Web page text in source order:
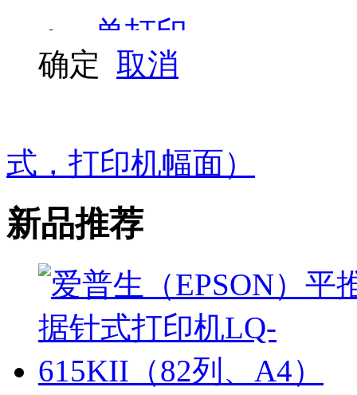
京瓷
索尼
云广
山特
纽曼
东芝
柯尼卡美能达
激光打印机
碎纸机
针式打印机
单打印
打印/复印/扫描
确定 取消
式，打印机幅面）
新品推荐